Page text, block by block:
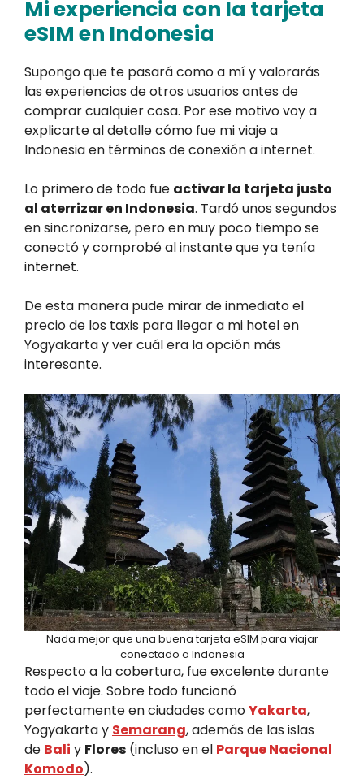
Mi experiencia con la tarjeta
eSIM en Indonesia
Supongo que te pasará como a mí y valorarás
las experiencias de otros usuarios antes de
comprar cualquier cosa. Por ese motivo voy a
explicarte al detalle cómo fue mi viaje a
Indonesia en términos de conexión a internet.
Lo primero de todo fue activar la tarjeta justo
al aterrizar en Indonesia. Tardó unos segundos
en sincronizarse, pero en muy poco tiempo se
conectó y comprobé al instante que ya tenía
internet.
De esta manera pude mirar de inmediato el
precio de los taxis para llegar a mi hotel en
Yogyakarta y ver cuál era la opción más
interesante.
Nada mejor que una buena tarjeta eSIM para viajar
conectado a Indonesia
Respecto a la cobertura, fue excelente durante
todo el viaje. Sobre todo funcionó
perfectamente en ciudades comoYakarta,
Yogyakarta y Semarang, además de las islas
de Bali y Flores (incluso en el Parque Nacional
Komodo).